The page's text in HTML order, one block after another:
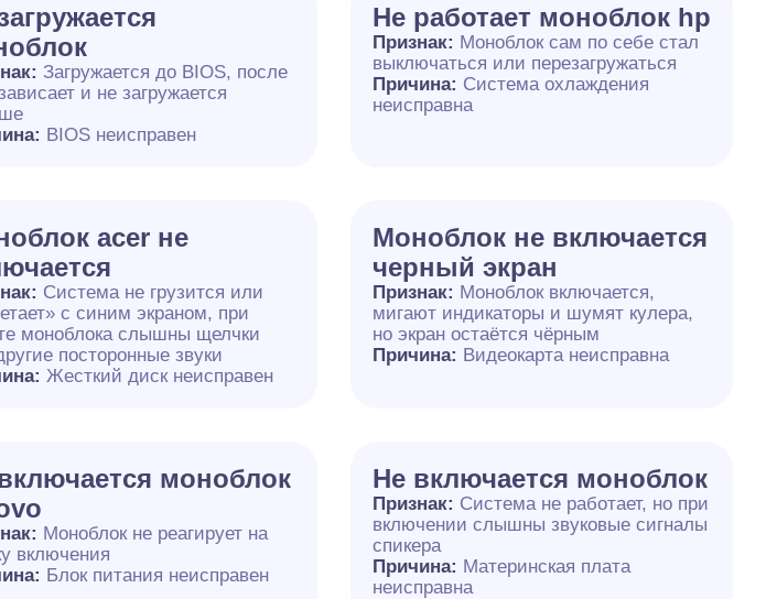
Загружается до BIOS, после
и не загружается
BIOS неисправен
Не работает моноблок hp
Признак: Моноблок сам по себе стал
выключаться или перезагружаться
Причина: Система охлаждения
неисправна
acer не
Система не грузится или
с синим экраном, при
моноблока слышны щелчки
посторонные звуки
Жесткий диск неисправен
Моноблок не включается
черный экран
Признак: Моноблок включается,
мигают индикаторы и шумят кулера,
но экран остаётся чёрным
Причина: Видеокарта неисправна
моноблок
Моноблок не реагирует на
включения
Блок питания неисправен
Не включается моноблок
Признак: Система не работает, но при
включении слышны звуковые сигналы
спикера
Причина: Материнская плата
неисправна